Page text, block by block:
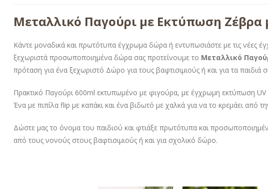
Μεταλλικό Παγούρι με Εκτύπωση Ζέβρα
Κάντε μοναδικά και πρωτότυπα έγχρωμα δώρα ή εντυπωσιάστε με τις νέες
ξεχωριστά προσωποποιημένα δώρα σας προτείνουμε το Μεταλλικό
πρόταση για ένα ξεχωριστό Δώρο για τους βαφτισιμιούς ή και για τα παιδιά
Πρακτικό Παγούρι 600ml εκτυπωμένο με φιγούρα, με έγχρωμη εκτύπωση
Ένα με πιπίλα flip με καπάκι και ένα βιδωτό με χαλκά για να το κρεμάει από
Δώστε μας το όνομα του παιδιού και φτιάξε πρωτότυπα και
από τους νονούς στους βαφτισιμιούς ή και για σχολικό δώρο.